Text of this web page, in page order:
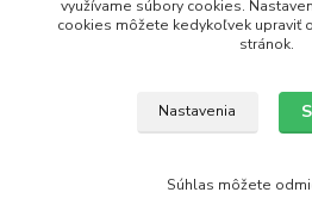
objednavky@naturaj.sk
Icons made by Smashicons from
využívame súbory cookies.
cookies môžete kedykoľvek upraviť
stránok.
Nastavenia
Súhlas môžete